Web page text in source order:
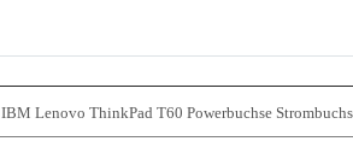
IBM Lenovo ThinkPad T60 Powerbuchse